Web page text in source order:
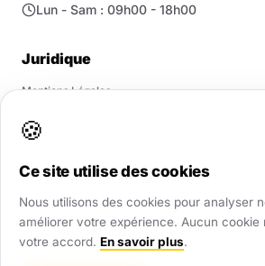
Lun - Sam : 09h00 - 18h00
Juridique
Mentions Légales
CGV
Plan du site
🍪
Ce site utilise des cookies
Nous utilisons des cookies pour analyser
améliorer votre expérience. Aucun cookie
votre accord. En savoir plus.